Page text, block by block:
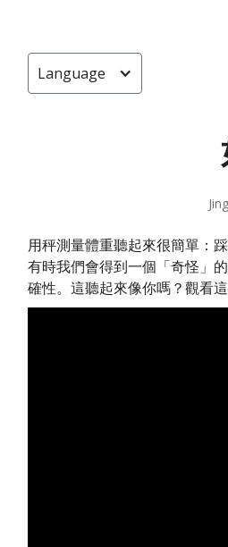
Language
用秤測量體重聽起來很簡單：
有時我們會得到一個「奇怪」
確性。這聽起來像你嗎？觀看